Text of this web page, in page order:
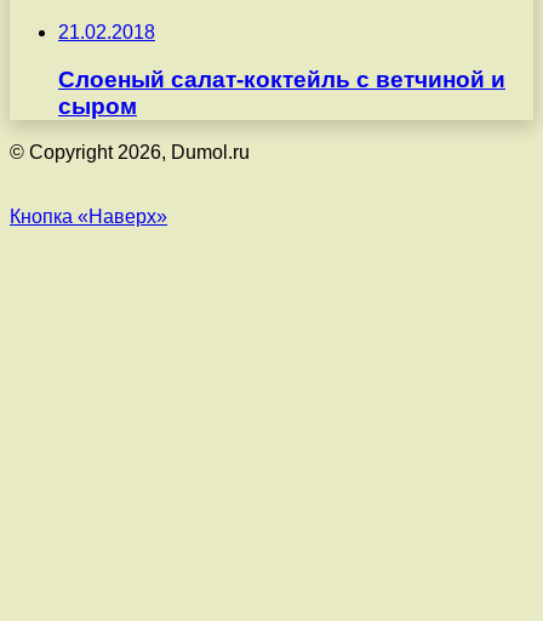
21.02.2018
Слоеный салат-коктейль с ветчиной и
сыром
© Copyright 2026, Dumol.ru
Кнопка «Наверх»